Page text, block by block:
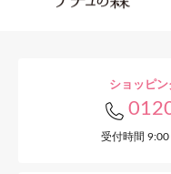
ショッピン
受付時間 9:00